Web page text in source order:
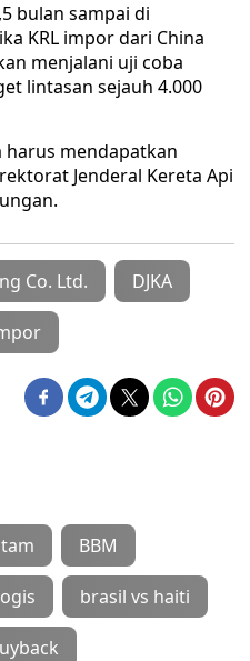
bulan sampai di
KRL impor dari China
menjalani uji coba
lintasan sejauh 4.000
harus mendapatkan
Jenderal Kereta Api
Co. Ltd. DJKA
BBM
brasil vs haiti